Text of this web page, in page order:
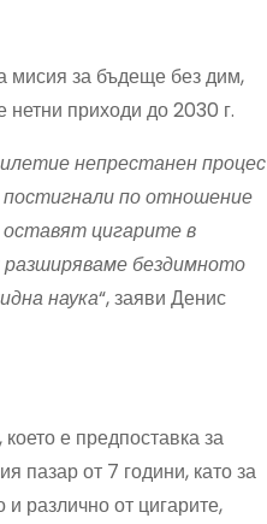
мисия за бъдеще без дим,
приходи до 2030 г.
непрестанен процес
по отношение
цигарите в
бездимното
наука“, заяви Денис
е предпоставка за
пазар от 7 години, като за
различно от цигарите,